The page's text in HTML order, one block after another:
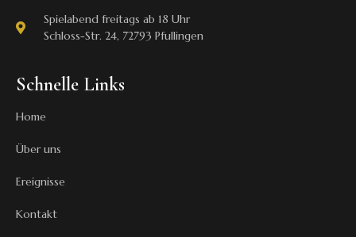
Spielabend freitags ab 18 Uhr
Schloss-Str. 24, 72793 Pfullingen
Schnelle Links
Home
Über uns
Ereignisse
Kontakt